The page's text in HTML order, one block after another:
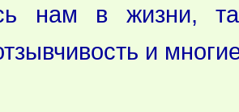
нам в жизни,
и